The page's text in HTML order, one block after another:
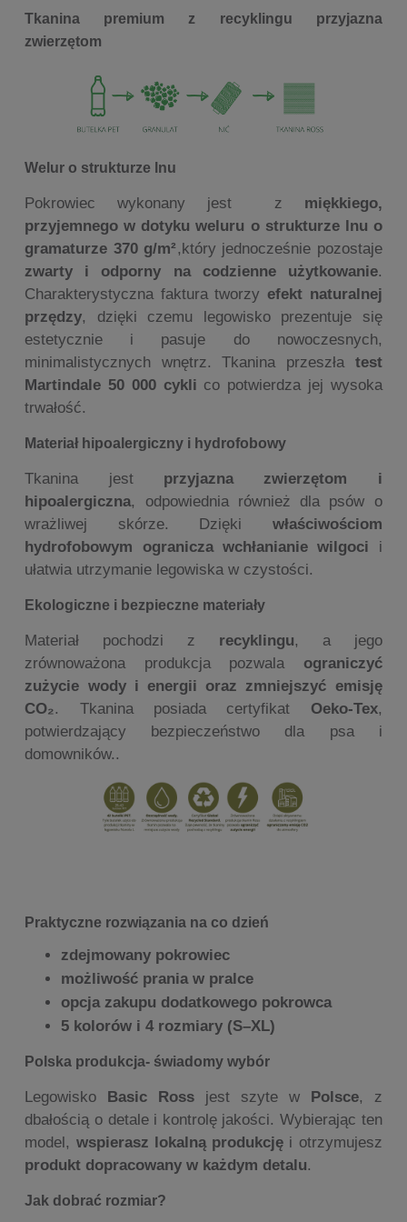
Tkanina premium z recyklingu przyjazna
zwierzętom
Welur o strukturze lnu
Pokrowiec wykonany jest z miękkiego,
przyjemnego w dotyku weluru o strukturze lnu o
gramaturze 370 g/m²,który jednocześnie pozostaje
zwarty i odporny
na codzienne użytkowanie.
Charakterystyczna faktura tworzy efekt naturalnej
przędzy, dzięki czemu legowisko prezentuje się
estetycznie i pasuje do nowoczesnych,
minimalistycznych wnętrz. Tkanina przeszła test
Martindale 50 000 cykli co potwierdza jej wysoka
trwałość.
Materiał hipoalergiczny i hydrofobowy
Tkanina jest przyjazna zwierzętom i
hipoalergiczna, odpowiednia również dla psów o
wrażliwej skórze. Dzięki właściwościom
hydrofobowym ogranicza wchłanianie wilgoci i
ułatwia utrzymanie legowiska w czystości.
Ekologiczne i bezpieczne materiały
Materiał pochodzi z recyklingu, a jego
zrównoważona produkcja pozwala ograniczyć
zużycie wody i energii oraz zmniejszyć emisję
CO₂. Tkanina posiada certyfikat Oeko-Tex,
potwierdzający bezpieczeństwo dla psa i
domowników..
Praktyczne rozwiązania na co dzień
zdejmowany pokrowiec
możliwość prania w pralce
opcja zakupu dodatkowego pokrowca
5 kolorów i 4 rozmiary (S–XL)
Polska produkcja- świadomy wybór
Legowisko Basic Ross jest szyte w Polsce, z
dbałością o detale i kontrolę jakości. Wybierając ten
model, wspierasz lokalną produkcję i otrzymujesz
produkt dopracowany w każdym detalu.
Jak dobrać rozmiar?